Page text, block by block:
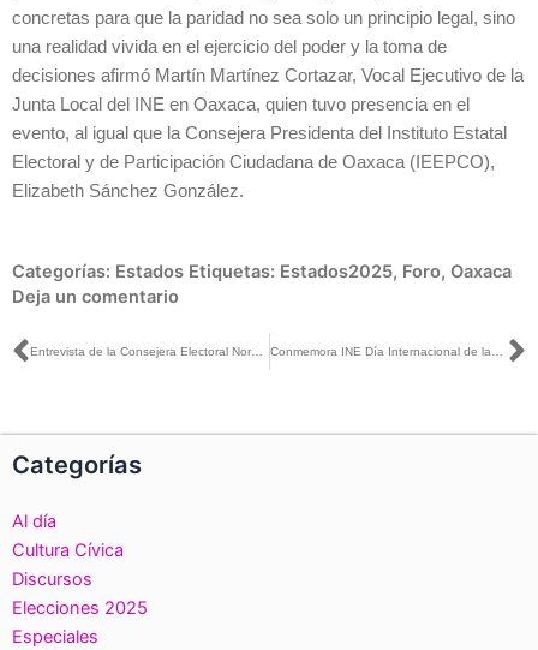
concretas para que la paridad no sea solo un principio legal, sino
una realidad vivida en el ejercicio del poder y la toma de
decisiones afirmó Martín Martínez Cortazar, Vocal Ejecutivo de la
Junta Local del INE en Oaxaca, quien tuvo presencia en el
evento, al igual que la Consejera Presidenta del Instituto Estatal
Electoral y de Participación Ciudadana de Oaxaca (IEEPCO),
Elizabeth Sánchez González.
Categorías: Estados Etiquetas: Estados2025, Foro, Oaxaca
Deja un comentario
Ant Entrevista de la Consejera Electoral Norma De La Cruz con Luis Carlos Ortiz para Milenio Televisión Conmemora INE Día Internacional de las Mujeres con “Urna Conmemorativa” sobre su participación política
Categorías
Al día
Cultura Cívica
Discursos
Elecciones 2025
Especiales